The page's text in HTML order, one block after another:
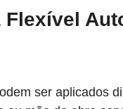
Flexível
ser aplicados